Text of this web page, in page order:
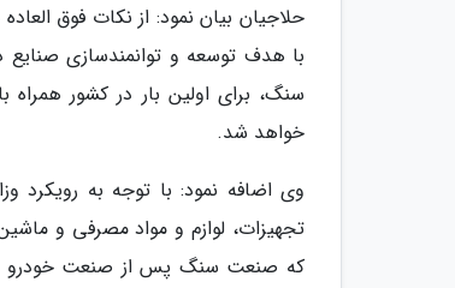
حلاجیان بیان نمود: از نکات فوق
با هدف توسعه و توانمندسازی
سنگ، برای اولین بار در کشور
خواهد شد.
وی اضافه نمود: با توجه به
تجهیزات، لوازم و مواد مصرفی و
که صنعت سنگ پس از صنعت خودرو